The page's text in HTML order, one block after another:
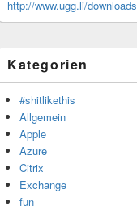
http://www.ugg.li/downloads
Kategorien
#shitlikethis
Allgemein
Apple
Azure
Citrix
Exchange
fun